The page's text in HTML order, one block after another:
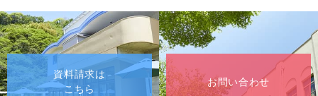
資料請求は
こちら
お問い合わせ